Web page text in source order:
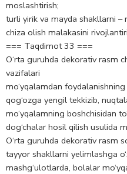
moslashtirish;
turli yirik va mayda shakllarni
chiza olish malakasini
=== Taqdimot 33 ===
O‘rta guruhda dekorativ rasm
vazifalari
mo‘yqalamdan
qog‘ozga yengil tekkizib,
mo‘yqalamning boshchisidan
dog‘chalar hosil qilish usulida
O‘rta guruhda dekorativ rasm
tayyor shakllarni yelimlashga
mashg‘ulotlarda, bolalar